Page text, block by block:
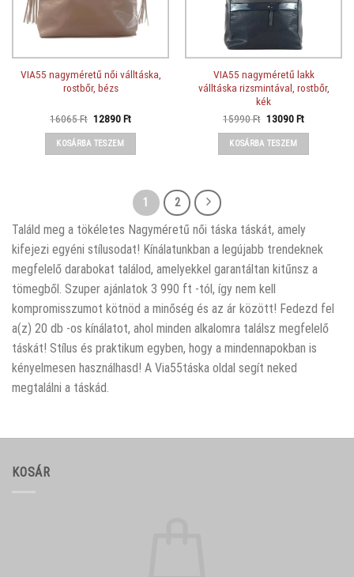
VIA55 nagyméretű női válltáska,
rostbőr, bézs
16065Ft Original
was:
16065 Ft.
12890FtCurrent
KOSÁRBA TESZEM
VIA55 nagyméretű lakk
válltáska rizsmintával, rostbőr,
kék
15990Ft Original
was:
15990 Ft.
13090FtCurrent
KOSÁRBA TESZEM
1 2
Találd meg a tökéletes Nagyméretű női táska táskát, amely
kifejezi egyéni stílusodat! Kínálatunkban a legújabb trendeknek
megfelelő darabokat találod, amelyekkel garantáltan kitűnsz a
tömegből. Szuper ajánlatok 3 990 ft -tól, így nem kell
kompromisszumot kötnöd a minőség és az ár között! Fedezd fel
a(z) 20 db -os kínálatot, ahol minden alkalomra találsz megfelelő
táskát! Stílus és praktikum egyben, hogy a mindennapokban is
kényelmesen használhasd! A Via55táska oldal segít neked
megtalálni a táskád.
KOSÁR